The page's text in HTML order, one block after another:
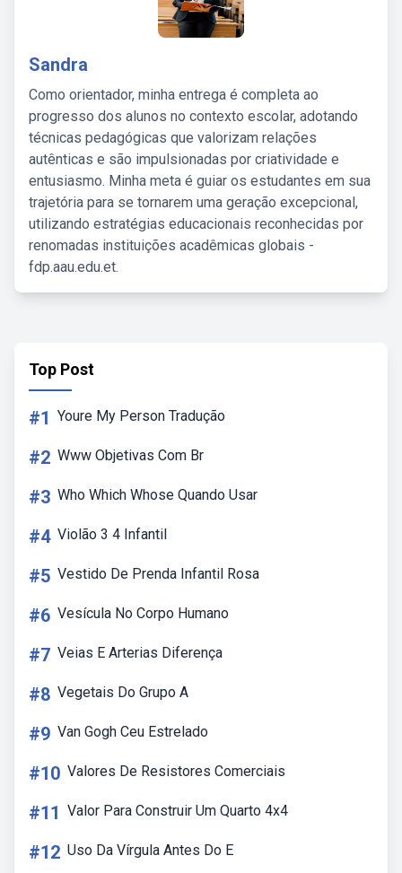
Sandra
Como orientador, minha entrega é completa ao
progresso dos alunos no contexto escolar, adotando
técnicas pedagógicas que valorizam relações
autênticas e são impulsionadas por criatividade e
entusiasmo. Minha meta é guiar os estudantes em sua
trajetória para se tornarem uma geração excepcional,
utilizando estratégias educacionais reconhecidas por
renomadas instituições acadêmicas globais -
fdp.aau.edu.et.
Top Post
#1 Youre My Person Tradução
#2 Www Objetivas Com Br
#3 Who Which Whose Quando Usar
#4 Violão 3 4 Infantil
#5 Vestido De Prenda Infantil Rosa
#6 Vesícula No Corpo Humano
#7 Veias E Arterias Diferença
#8 Vegetais Do Grupo A
#9 Van Gogh Ceu Estrelado
#10 Valores De Resistores Comerciais
#11 Valor Para Construir Um Quarto 4x4
#12 Uso Da Vírgula Antes Do E